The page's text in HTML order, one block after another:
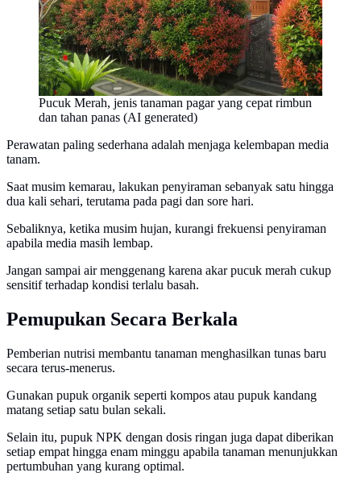
Pucuk Merah, jenis tanaman pagar yang cepat rimbun
dan tahan panas (AI generated)
Perawatan paling sederhana adalah menjaga kelembapan media
tanam.
Saat musim kemarau, lakukan penyiraman sebanyak satu hingga
dua kali sehari, terutama pada pagi dan sore hari.
Sebaliknya, ketika musim hujan, kurangi frekuensi penyiraman
apabila media masih lembap.
Jangan sampai air menggenang karena akar pucuk merah cukup
sensitif terhadap kondisi terlalu basah.
Pemupukan Secara Berkala
Pemberian nutrisi membantu tanaman menghasilkan tunas baru
secara terus-menerus.
Gunakan pupuk organik seperti kompos atau pupuk kandang
matang setiap satu bulan sekali.
Selain itu, pupuk NPK dengan dosis ringan juga dapat diberikan
setiap empat hingga enam minggu apabila tanaman menunjukkan
pertumbuhan yang kurang optimal.